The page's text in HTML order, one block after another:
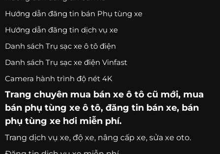
Hướng dẫn đăng tin bán Phụ tùng xe
Hướng dẫn đăng tin dịch vụ xe
Danh sách Trụ sạc xe ô tô điện
Danh sách Trụ sạc xe điện Vinfast
Camera hành trình độ nét 4K
Trang chuyên mua bán xe ô tô cũ mới, mua
bán phụ tùng xe ô tô, đăng tin bán xe, bán
phụ tùng xe hơi miễn phí.
Trang dịch vụ xe, độ xe, nâng cấp xe, sửa xe oto.